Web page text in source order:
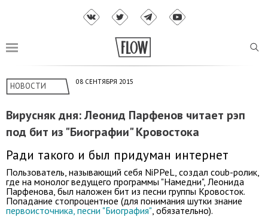
НОВОСТИ 08 СЕНТЯБРЯ 2015
Вирусняк дня: Леонид Парфенов читает рэп
под бит из "Биографии" Кровостока
Ради такого и был придуман интернет
Пользователь, называющий себя NiPPeL, создал coub-ролик,
где на монолог ведущего программы "Намедни", Леонида
Парфенова, был наложен бит из песни группы Кровосток.
Попадание стопроцентное (для понимания шутки знание
первоисточника, песни "Биография" , обязательно).